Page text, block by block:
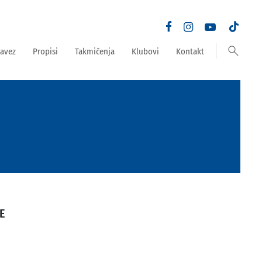
Propisi Takmičenja Klubovi Kontakt search